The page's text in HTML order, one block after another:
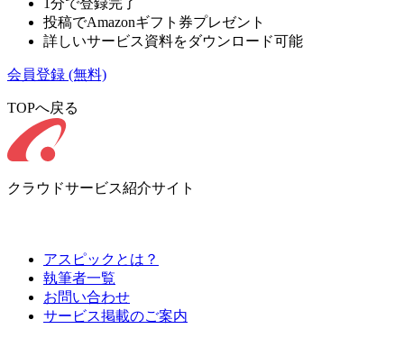
1分で登録完了
投稿でAmazonギフト券プレゼント
詳しいサービス資料をダウンロード可能
会員登録 (無料)
TOPへ戻る
クラウドサービス紹介サイト
アスピックとは？
執筆者一覧
お問い合わせ
サービス掲載のご案内